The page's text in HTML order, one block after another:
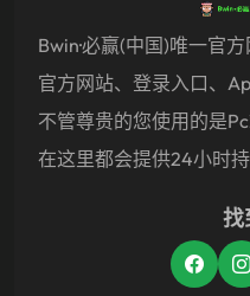
Bwin·必赢(中国)唯一官
官方网站、登录入口、
不管尊贵的您使用的是
在这里都会提供24小时
找